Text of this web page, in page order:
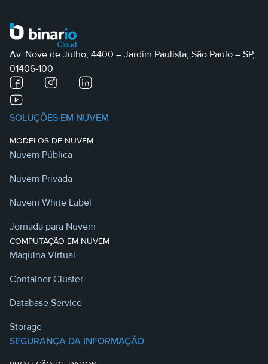
Av. Nove de Julho, 4400 – Jardim Paulista, São Paulo – SP,
01406-100
SOLUÇÕES EM NUVEM
MODELOS DE NUVEM
Nuvem Pública
Nuvem Privada
Nuvem White Label
Jornada para Nuvem
COMPUTAÇÃO EM NUVEM
Máquina Virtual
Container Cluster
Database Service
Storage
SEGURANÇA DA INFORMAÇÃO